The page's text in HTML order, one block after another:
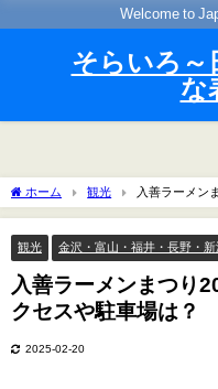
Welcome to
そらいろ～
な
ホーム 観光
入善ラーメン
場は？
観光 金沢・富山・福井・長野・
入善ラーメンまつり
クセスや駐車場は？
2025-02-20